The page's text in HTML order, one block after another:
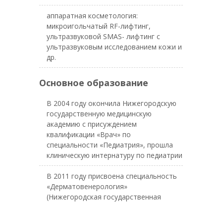
аппаратная косметология:
микроигольчатый RF-лифтинг,
ультразвуковой SMAS- лифтинг с
ультразвуковым исследованием кожи и
др.
Основное образование
В 2004 году окончила Нижегородскую
государственную медицинскую
академию с присуждением
квалификации «Врач» по
специальности «Педиатрия», прошла
клиническую интернатуру по педиатрии
В 2011 году присвоена специальность
«Дерматовенерология»
(Нижегородская государственная